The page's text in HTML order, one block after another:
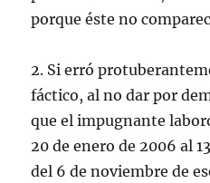
porque éste no
2. Si erró
fáctico, al no dar por
que el impugnante
20 de enero de 2006 al
del 6 de noviembre de